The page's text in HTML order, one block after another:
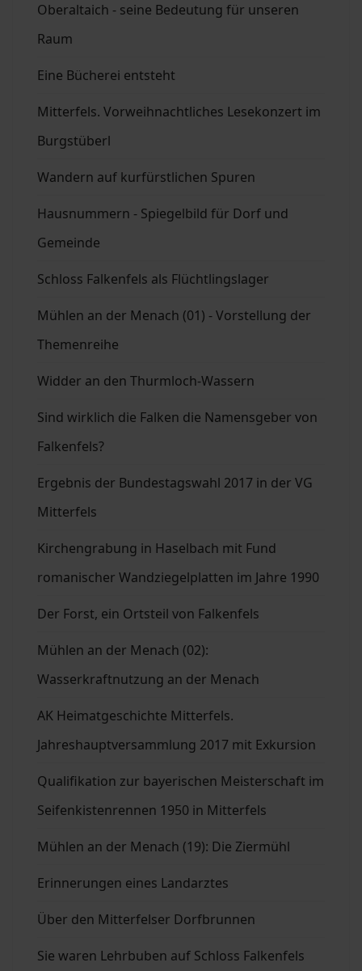
Oberaltaich - seine Bedeutung für unseren
Raum
Eine Bücherei entsteht
Mitterfels. Vorweihnachtliches Lesekonzert im
Burgstüberl
Wandern auf kurfürstlichen Spuren
Hausnummern - Spiegelbild für Dorf und
Gemeinde
Schloss Falkenfels als Flüchtlingslager
Mühlen an der Menach (01) - Vorstellung der
Themenreihe
Widder an den Thurmloch-Wassern
Sind wirklich die Falken die Namensgeber von
Falkenfels?
Ergebnis der Bundestagswahl 2017 in der VG
Mitterfels
Kirchengrabung in Haselbach mit Fund
romanischer Wandziegelplatten im Jahre 1990
Der Forst, ein Ortsteil von Falkenfels
Mühlen an der Menach (02):
Wasserkraftnutzung an der Menach
AK Heimatgeschichte Mitterfels.
Jahreshauptversammlung 2017 mit Exkursion
Qualifikation zur bayerischen Meisterschaft im
Seifenkistenrennen 1950 in Mitterfels
Mühlen an der Menach (19): Die Ziermühl
Erinnerungen eines Landarztes
Über den Mitterfelser Dorfbrunnen
Sie waren Lehrbuben auf Schloss Falkenfels